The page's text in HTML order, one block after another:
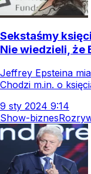
Sekstaśmy
Nie wiedzieli, że
Jeffrey Epsteina
Chodzi m.in. o
9 sty 2024 9:14
Show-biznes